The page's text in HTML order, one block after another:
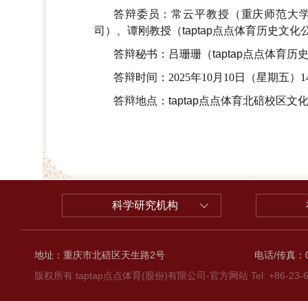
答辩委员：常云平教授（重庆师范大
司）、 谭刚教授（taptap点点体育历史文化
答辩秘书：吕珊珊（taptap点点体育历
答辩时间： 2025年10月 10日（星期五）
答辩地点：taptap点点体育北碚校区文
科学研究机构
地址：重庆市北碚区天生路2号
电话/传真
版权所有 taptap点点体育(股份)有限公司-官方网站 Tel: +86-23-